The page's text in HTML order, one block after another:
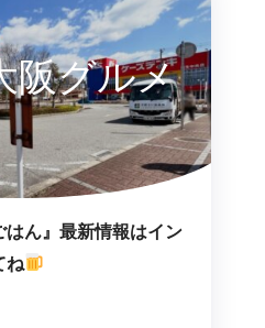
阪グルメ
はん』最新情報はイン
ね